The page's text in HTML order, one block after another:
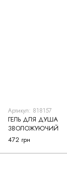
Артикул: 818157
ГЕЛЬ ДЛЯ ДУША
ЗВОЛОЖУЮЧИЙ
472 грн